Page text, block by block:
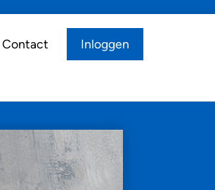
Contact Inloggen